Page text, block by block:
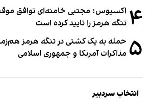
۴ اکسیوس: مجتبی خامنه‌ای توافق
تنگه هرمز را تایید کرده است
۵ حمله به یک کشتی در تنگه هرمز هم‌زمان
مذاکرات آمریکا و جمهوری اسلامی
انتخاب سردبیر